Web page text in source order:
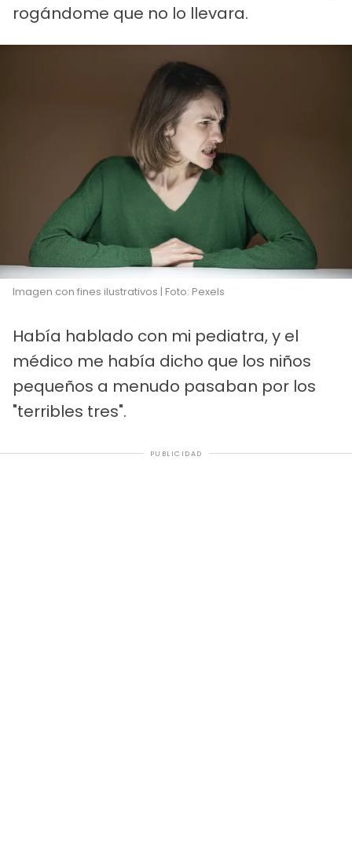
rogándome que no lo llevara.
Imagen con fines ilustrativos | Foto: Pexels
Había hablado con mi pediatra, y el
médico me había dicho que los niños
pequeños a menudo pasaban por los
"terribles tres".
PUBLICIDAD